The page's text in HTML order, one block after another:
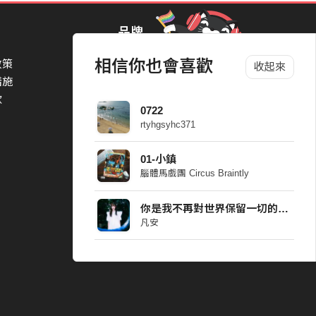
相信你也會喜歡 收起來
0722
rtyhgsyhc371
01-小鎮
腦體馬戲團 Circus Braintly
你是我不再對世界保留一切的原因 Demo
凡安
Hsiao、邱宣凱 Kenny Chiu
Studio
Wiki
策
施
品牌
StreetVoice Awards 街聲音樂獎
Blow 吹音樂
Packer 派歌
SimpleLife 簡單生活節
ParkPark Carnival
一起比 YEAH 吧